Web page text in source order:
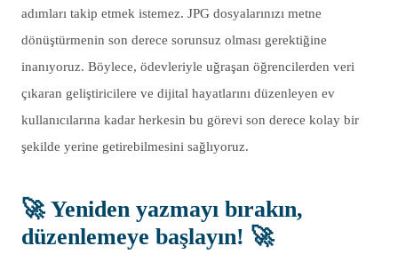
adımları takip etmek istemez. JPG dosyalarınızı metne
dönüştürmenin son derece sorunsuz olması gerektiğine
inanıyoruz. Böylece, ödevleriyle uğraşan öğrencilerden veri
çıkaran geliştiricilere ve dijital hayatlarını düzenleyen ev
kullanıcılarına kadar herkesin bu görevi son derece kolay bir
şekilde yerine getirebilmesini sağlıyoruz.
🚀 Yeniden yazmayı bırakın,
düzenlemeye başlayın! 🚀